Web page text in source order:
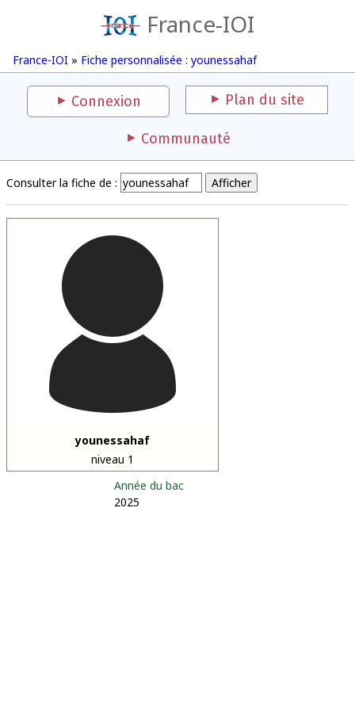
France-IOI
France-IOI » Fiche personnalisée : younessahaf
Connexion Plan du site
Communauté
Consulter la fiche de :
younessahaf
niveau 1
Année du bac
2025